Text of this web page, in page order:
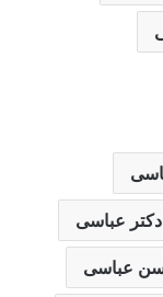
دکتر عباسی
عباسی